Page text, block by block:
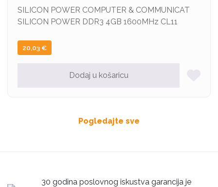
SILICON POWER COMPUTER & COMMUNICAT
SILICON POWER DDR3 4GB 1600MHz CL11
20,03 €
Dodaj u košaricu
Pogledajte sve
30 godina poslovnog iskustva garancija je